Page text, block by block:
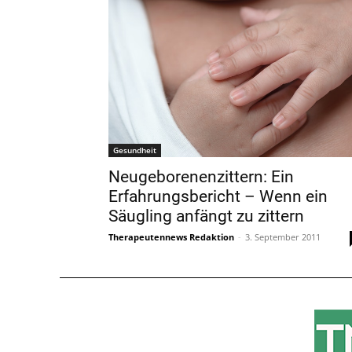
Gesundheit
Neugeborenenzittern: Ein
Erfahrungsbericht – Wenn ein
Säugling anfängt zu zittern
Therapeutennews Redaktion - 3. September 2011